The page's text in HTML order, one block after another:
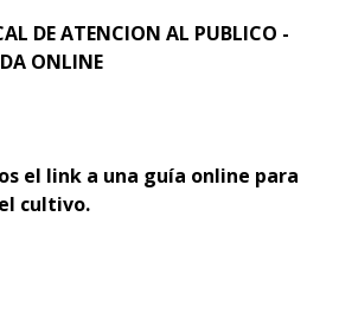
DE ATENCION AL PUBLICO -
ONLINE
el link a una guía online para
cultivo.